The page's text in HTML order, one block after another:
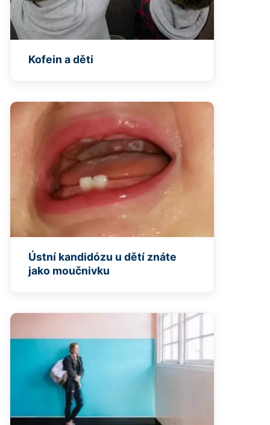
Kofein a děti
Ústní kandidózu u dětí znáte
jako moučnivku